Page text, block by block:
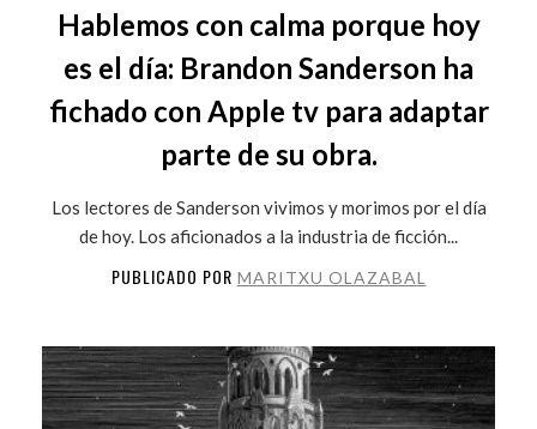
Hablemos con calma porque hoy
es el día: Brandon Sanderson ha
fichado con Apple tv para adaptar
parte de su obra.
Los lectores de Sanderson vivimos y morimos por el día
de hoy. Los aficionados a la industria de ficción...
PUBLICADO POR MARITXU OLAZABAL